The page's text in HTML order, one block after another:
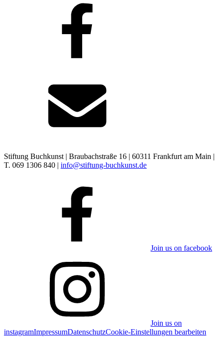
Stiftung Buchkunst | Braubachstraße 16 | 60311 Frankfurt am Main |
T. 069 1306 840 | info@stiftung-buchkunst.de
Join us on facebook
Join us on
instagramImpressumDatenschutzCookie-Einstellungen bearbeiten